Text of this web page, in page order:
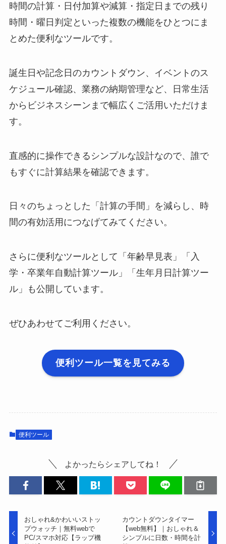
時間の計算・日付加算や減算・指定日までの残り
時間・曜日判定といった複数の機能をひとつにま
とめた便利なツールです。
誕生日や記念日のカウントダウン、イベントのス
ケジュール確認、業務の納期管理など、日常生活
からビジネスシーンまで幅広くご活用いただけま
す。
直感的に操作できるシンプルな設計なので、誰で
もすぐに計算結果を確認できます。
日々のちょっとした「計算の手間」を減らし、時
間の有効活用につなげてみてください。
さらに便利なツールとして「 年齢早見表 」「 入
学・卒業年自動計算ツール」「 生年月日計算ツー
ル」も公開しています。
ぜひあわせてご利用ください。
便利ツール一覧を見てみる
便利ツール
よかったらシェアしてね！
おしゃれ&かわいいストッ
プウォッチ｜無料webで
PC/スマホ対応【ラップ機
カウントダウンタイマー
【web無料】｜おしゃれ＆
シンプルに日数・時間を計